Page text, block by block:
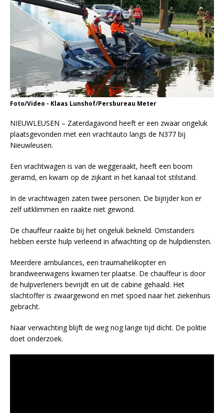
Foto/Video - Klaas Lunshof/Persbureau Meter
NIEUWLEUSEN – Zaterdagavond heeft er een zwaar ongeluk
plaatsgevonden met een vrachtauto langs de N377 bij
Nieuwleusen.
Een vrachtwagen is van de weggeraakt, heeft een boom
geramd, en kwam op de zijkant in het kanaal tot stilstand.
In de vrachtwagen zaten twee personen. De bijrijder kon er
zelf uitklimmen en raakte niet gewond.
De chauffeur raakte bij het ongeluk bekneld. Omstanders
hebben eerste hulp verleend in afwachting op de hulpdiensten.
Meerdere ambulances, een traumahelikopter en
brandweerwagens kwamen ter plaatse. De chauffeur is door
de hulpverleners bevrijdt en uit de cabine gehaald. Het
slachtoffer is zwaargewond en met spoed naar het ziekenhuis
gebracht.
Naar verwachting blijft de weg nog lange tijd dicht. De politie
doet onderzoek.